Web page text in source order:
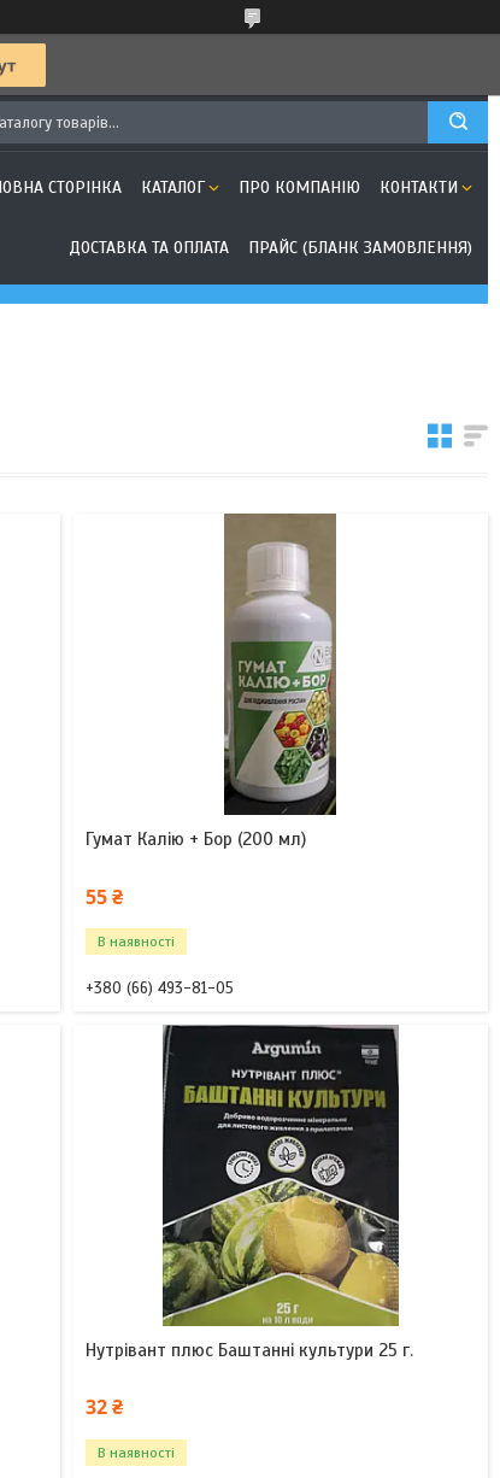
СТОРІНКА КАТАЛОГ ПРО КОМПАНІЮ КОНТАКТИ
ДОСТАВКА ТА ОПЛАТА ПРАЙС (БЛАНК ЗАМОВЛЕННЯ)
Гумат Калію + Бор (200 мл)
55 ₴
В наявності
+380 (66) 493-81-05
Нутрівант плюс Баштанні культури 25 г.
32 ₴
В наявності